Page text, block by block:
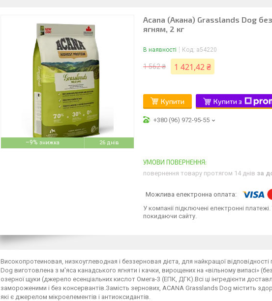
–9% 26 днів
Acana (Акана) Grasslands Dog
ягням, 2 кг
В наявності Код: a54220
1 562 ₴ 1 421,42 ₴
Купити Купити з
+380 (96) 972-95-55
повернення товару протягом 14 днів за
У компанії підключені електронні
покидаючи сайту.
Високопротеиновая, низкоуглеводная і беззерновая дієта, для найкращої
Dog виготовлена з м'яса канадського ягняти і качки, вирощених на «вільному випасі» (без
озерної щуки (джерело есенціальних кислот Омега-3 (ЕПК, ДГК). Всі ці інгредієнти
замороженими і без консервантів. Замість зернових, ACANA Grasslands Dog містить
які є джерелом мікроелементів і антиоксидантів.